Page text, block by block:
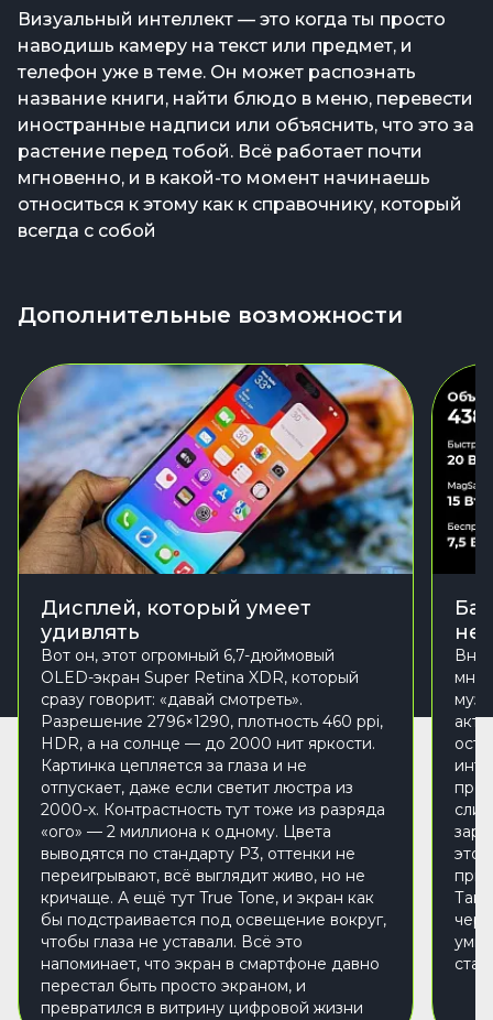
Визуальный интеллект — это когда ты просто
наводишь камеру на текст или предмет, и
телефон уже в теме. Он может распознать
название книги, найти блюдо в меню, перевести
иностранные надписи или объяснить, что это за
растение перед тобой. Всё работает почти
мгновенно, и в какой-то момент начинаешь
относиться к этому как к справочнику, который
всегда с собой
Дополнительные возможности
Дисплей, который умеет
удивлять
Вот он, этот огромный 6,7-дюймовый
OLED-экран Super Retina XDR, который
сразу говорит: «давай смотреть».
Разрешение 2796×1290, плотность 460 ppi,
HDR, а на солнце — до 2000 нит яркости.
Картинка цепляется за глаза и не
отпускает, даже если светит люстра из
2000-х. Контрастность тут тоже из разряда
«ого» — 2 миллиона к одному. Цвета
выводятся по стандарту P3, оттенки не
переигрывают, всё выглядит живо, но не
кричаще. А ещё тут True Tone, и экран как
бы подстраивается под освещение вокруг,
чтобы глаза не уставали. Всё это
напоминает, что экран в смартфоне давно
перестал быть просто экраном, и
превратился в витрину цифровой жизни
не
это
Так